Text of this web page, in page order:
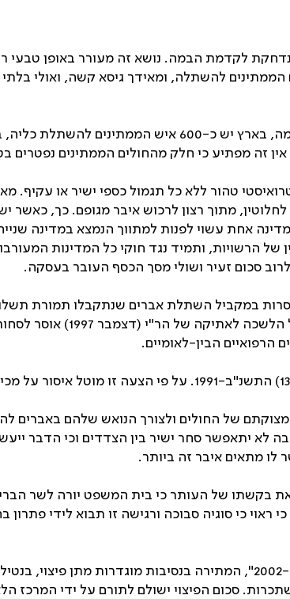
לקדמת הבמה. נושא זה מעורר באופן טבעי
להשתלה, ומאידך גיסא קשה, ואולי
הצורך באברים להשתלה עולה בהרבה על ההיצע הקיים בתרומה מן
טהור ללא כל תגמול כספי ישיר או עקיף.
מתוך רצון לרכוש איבר מגופם. כך, כאשר
אחת עשוי לפנות למתווך הנמצא במדינה
הרשויות, ותמיד נגד חוקי כל המדינות
סכום זעיר ושולי מסך הכסף העובר בעסקה.
(68/97) אוסרות כל סחר באברים ואוסרות במקביל השתלת אברים
משמעתיים ופליליים נגדו עד כדי
הבין-לאומיים.
ברוח זו הגישה הממשלה לכנסת את הצעת החוק לתיקון פקודת בריאות
של החולים ולצורך הנואש שלהם באברים
יתאפשר סחר ישיר בין הצדדים וכי הדבר
מתאים איבר זה ביותר.
נדרש לשאלה זו בדיון בודד (בג"ץ אטרי, מ.י. 161/94) בו דחה את בקשתו של
כי סוגיה סבוכה ורגישה זו תבוא לידי
על רקע זה השלים לא מכבר משרד הבריאות "הצעת חוק השתלת אברים, התשס"ג-2002",
סכום הפיצוי ישולם לתורם על ידי המרכז